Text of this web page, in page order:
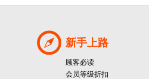
新手上路
顾客必读
会员等级折扣